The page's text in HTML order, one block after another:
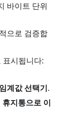
바이트 단위
으로 검증합
표시됩니다:
계값 선택기.
휴지통으로 이